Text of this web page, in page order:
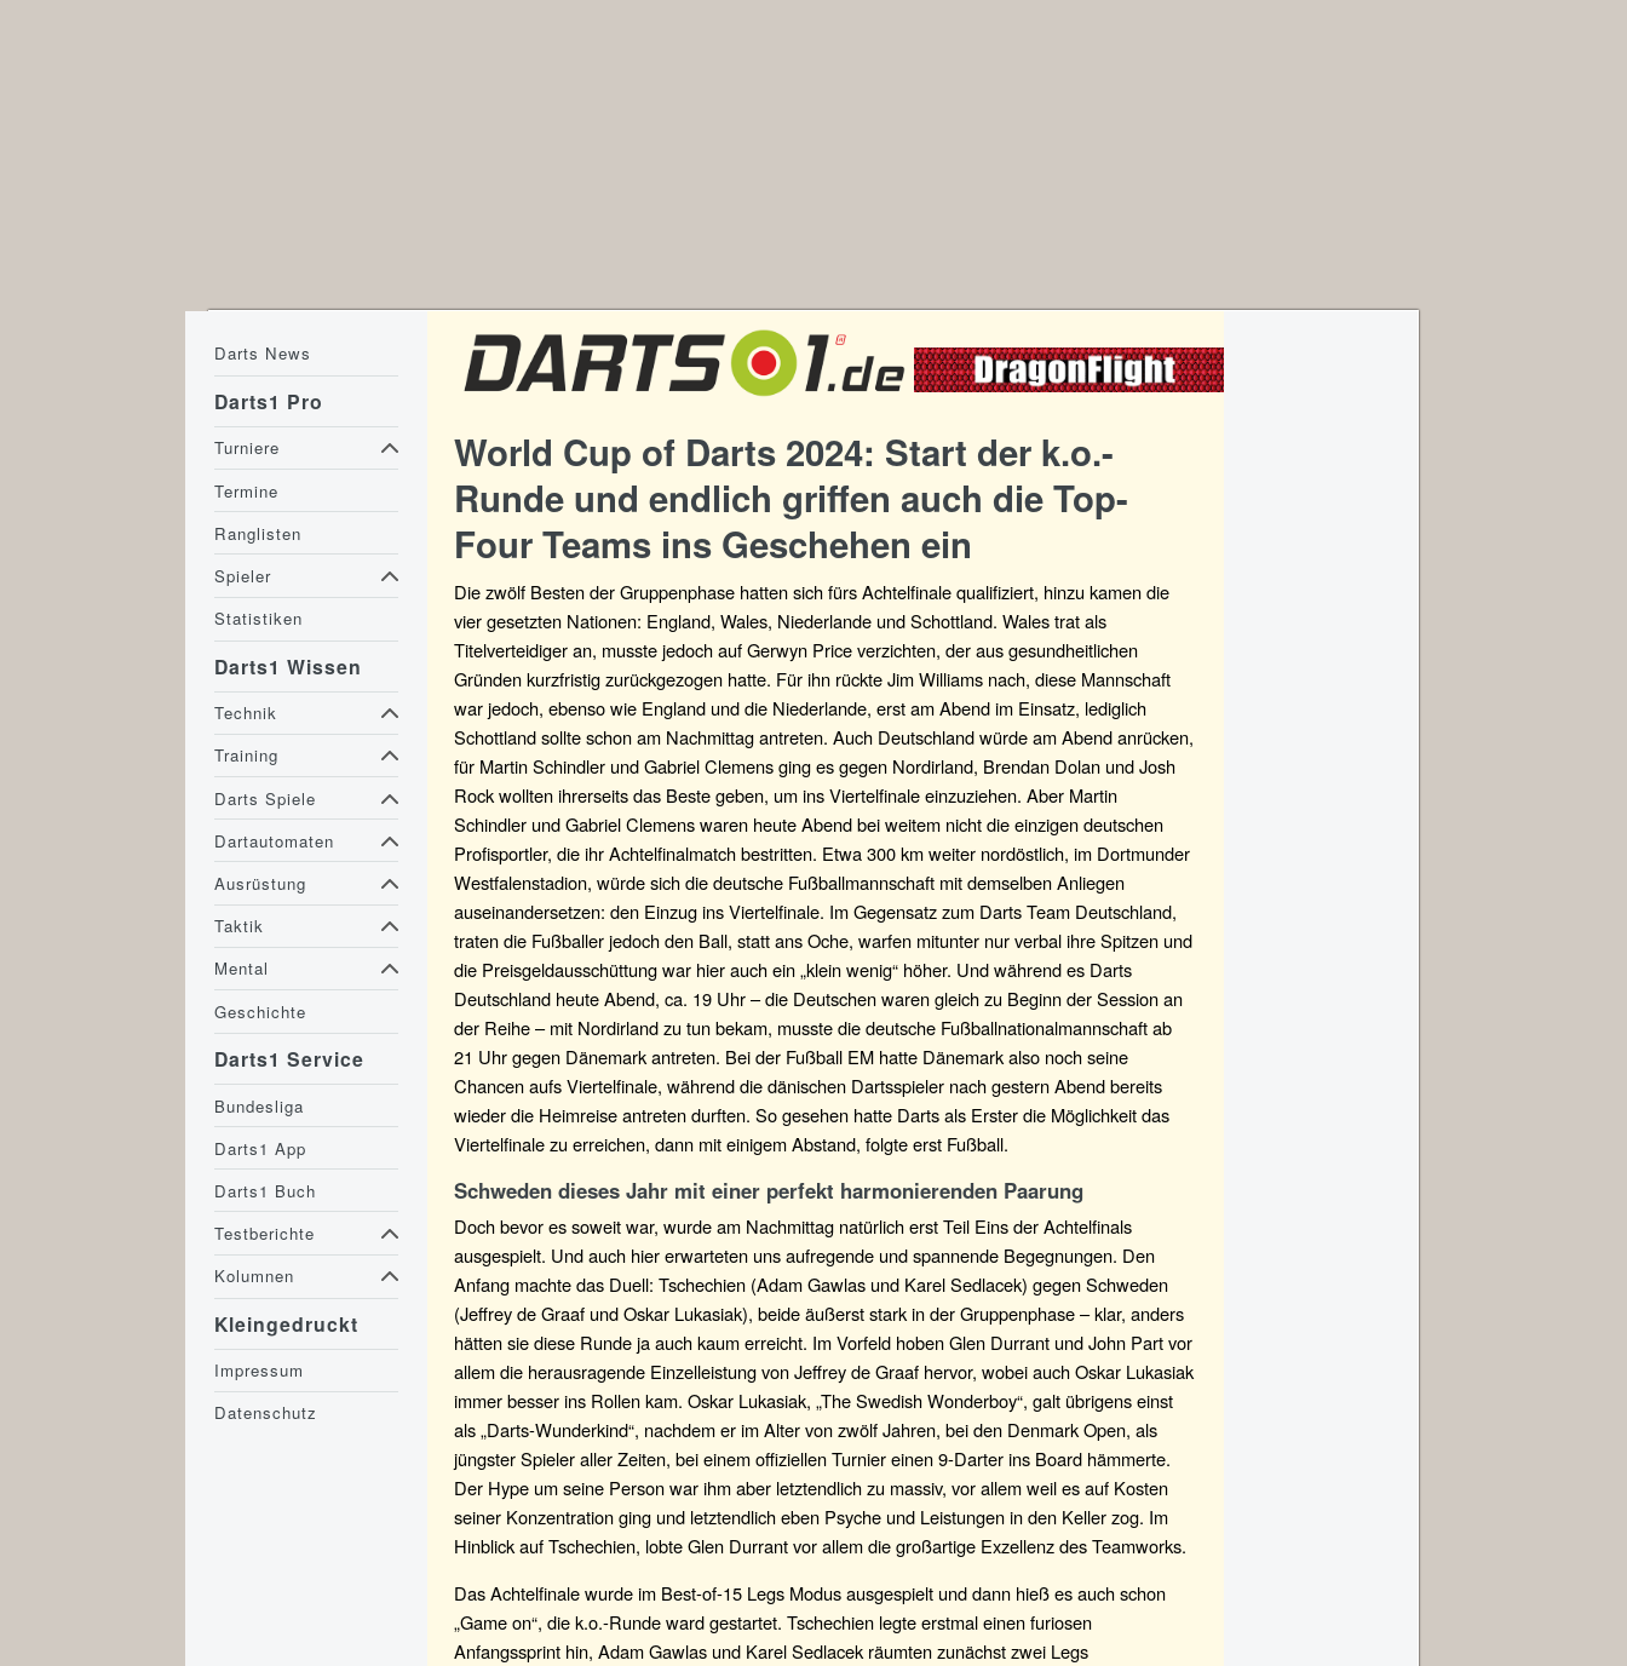
World Cup of Darts 2024: Start der k.o.-
Runde und endlich griffen auch die Top-
Four Teams ins Geschehen ein
Die zwölf Besten der Gruppenphase hatten sich fürs Achtelfinale qualifiziert, hinzu kamen die
vier gesetzten Nationen: England, Wales, Niederlande und Schottland. Wales trat als
Titelverteidiger an, musste jedoch auf Gerwyn Price verzichten, der aus gesundheitlichen
Gründen kurzfristig zurückgezogen hatte. Für ihn rückte Jim Williams nach, diese Mannschaft
war jedoch, ebenso wie England und die Niederlande, erst am Abend im Einsatz, lediglich
Schottland sollte schon am Nachmittag antreten. Auch Deutschland würde am Abend anrücken,
für Martin Schindler und Gabriel Clemens ging es gegen Nordirland, Brendan Dolan und Josh
Rock wollten ihrerseits das Beste geben, um ins Viertelfinale einzuziehen. Aber Martin
Schindler und Gabriel Clemens waren heute Abend bei weitem nicht die einzigen deutschen
Profisportler, die ihr Achtelfinalmatch bestritten. Etwa 300 km weiter nordöstlich, im Dortmunder
Westfalenstadion, würde sich die deutsche Fußballmannschaft mit demselben Anliegen
auseinandersetzen: den Einzug ins Viertelfinale. Im Gegensatz zum Darts Team Deutschland,
traten die Fußballer jedoch den Ball, statt ans Oche, warfen mitunter nur verbal ihre Spitzen und
die Preisgeldausschüttung war hier auch ein „klein wenig“ höher. Und während es Darts
Deutschland heute Abend, ca. 19 Uhr – die Deutschen waren gleich zu Beginn der Session an
der Reihe – mit Nordirland zu tun bekam, musste die deutsche Fußballnationalmannschaft ab
21 Uhr gegen Dänemark antreten. Bei der Fußball EM hatte Dänemark also noch seine
Chancen aufs Viertelfinale, während die dänischen Dartsspieler nach gestern Abend bereits
wieder die Heimreise antreten durften. So gesehen hatte Darts als Erster die Möglichkeit das
Viertelfinale zu erreichen, dann mit einigem Abstand, folgte erst Fußball.
Schweden dieses Jahr mit einer perfekt harmonierenden Paarung
Doch bevor es soweit war, wurde am Nachmittag natürlich erst Teil Eins der Achtelfinals
ausgespielt. Und auch hier erwarteten uns aufregende und spannende Begegnungen. Den
Anfang machte das Duell: Tschechien (Adam Gawlas und Karel Sedlacek) gegen Schweden
(Jeffrey de Graaf und Oskar Lukasiak), beide äußerst stark in der Gruppenphase – klar, anders
hätten sie diese Runde ja auch kaum erreicht. Im Vorfeld hoben Glen Durrant und John Part vor
allem die herausragende Einzelleistung von Jeffrey de Graaf hervor, wobei auch Oskar Lukasiak
immer besser ins Rollen kam. Oskar Lukasiak, „The Swedish Wonderboy“, galt übrigens einst
als „Darts-Wunderkind“, nachdem er im Alter von zwölf Jahren, bei den Denmark Open, als
jüngster Spieler aller Zeiten, bei einem offiziellen Turnier einen 9-Darter ins Board hämmerte.
Der Hype um seine Person war ihm aber letztendlich zu massiv, vor allem weil es auf Kosten
seiner Konzentration ging und letztendlich eben Psyche und Leistungen in den Keller zog. Im
Hinblick auf Tschechien, lobte Glen Durrant vor allem die großartige Exzellenz des Teamworks.
Das Achtelfinale wurde im Best-of-15 Legs Modus ausgespielt und dann hieß es auch schon
„Game on“, die k.o.-Runde ward gestartet. Tschechien legte erstmal einen furiosen
Anfangssprint hin, Adam Gawlas und Karel Sedlacek räumten zunächst zwei Legs
Darts News
Darts1 Pro
Turniere
Termine
Ranglisten
Spieler
Statistiken
Darts1 Wissen
Technik
Training
Darts Spiele
Dartautomaten
Ausrüstung
Taktik
Mental
Geschichte
Darts1 Service
Bundesliga
Darts1 App
Darts1 Buch
Testberichte
Kolumnen
Kleingedruckt
Impressum
Datenschutz